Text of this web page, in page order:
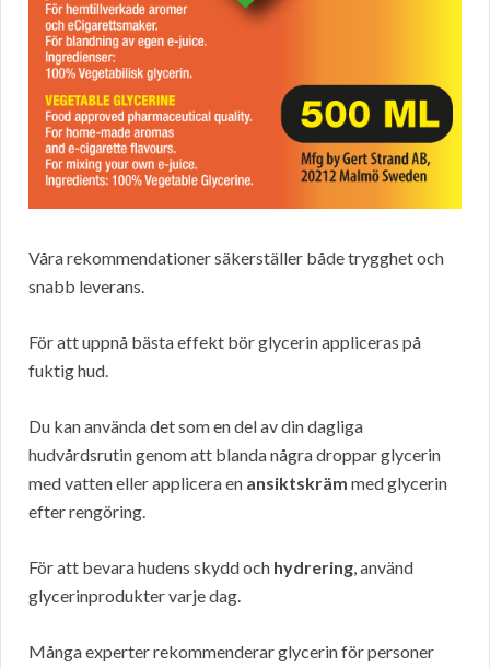
Våra rekommendationer säkerställer både trygghet och
snabb leverans.
För att uppnå bästa effekt bör glycerin appliceras på
fuktig hud.
Du kan använda det som en del av din dagliga
hudvårdsrutin genom att blanda några droppar glycerin
med vatten eller applicera en ansiktskräm med glycerin
efter rengöring.
För att bevara hudens skydd och hydrering, använd
glycerinprodukter varje dag.
Många experter rekommenderar glycerin för personer